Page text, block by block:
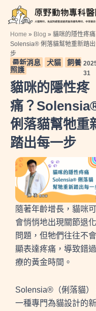
Home » Blog » 貓咪的隱性疼痛
Solensia® 俐落貓幫牠重新踏
步
最新消息 犬貓
飼養
照護
31
貓咪的隱性疼
痛？
俐落貓幫牠重
踏出每一步
隨著年齡增長，貓咪
會悄悄地出現關節退
問題，但牠們往往不
顯表達疼痛，導致錯
療的黃金時間。
Solensia®（俐落貓）
一種專門為貓設計的